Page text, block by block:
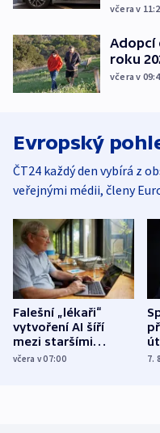
včera v
Adopcí
roku
včera v
Evropský
ČT24 každý den vybírá z
veřejnými médii, členy
Falešní „lékaři“
vytvoření AI šíří
mezi staršími
Poláky nebezpečné
včera v 07:00 7.